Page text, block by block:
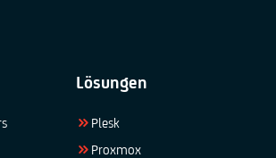
Lösungen
Plesk
Proxmox